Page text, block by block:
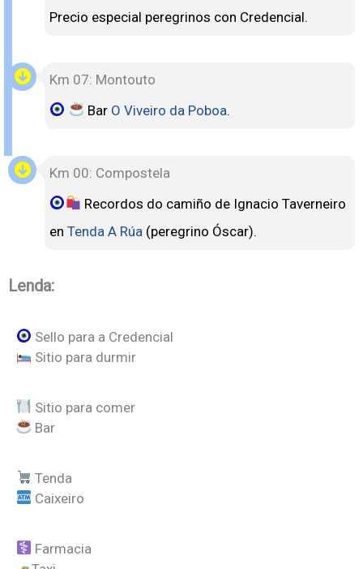
Precio especial peregrinos con Credencial.
Km 07: Montouto
Bar O Viveiro da Poboa.
Km 00: Compostela
Recordos do camiño de Ignacio Taverneiro
en Tenda A Rúa (peregrino Óscar).
Lenda:
Sello para a Credencial
Sitio para durmir
Sitio para comer
Bar
Tenda
Caixeiro
Farmacia